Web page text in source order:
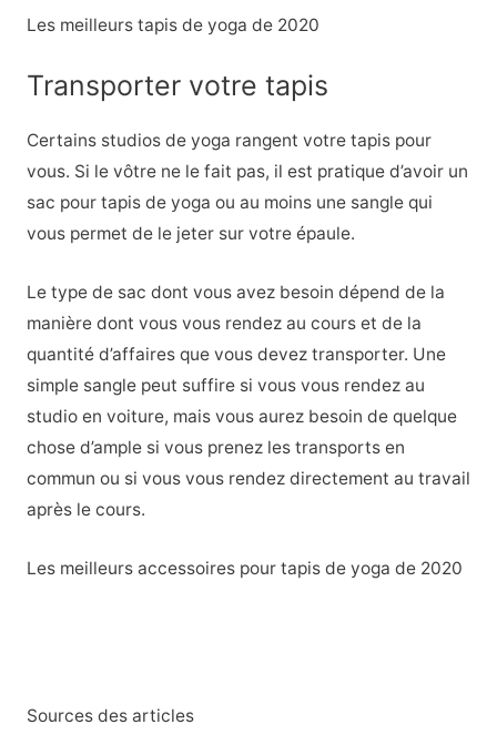
Les meilleurs tapis de yoga de 2020
Transporter votre tapis
Certains studios de yoga rangent votre tapis pour
vous. Si le vôtre ne le fait pas, il est pratique d’avoir un
sac pour tapis de yoga ou au moins une sangle qui
vous permet de le jeter sur votre épaule.
Le type de sac dont vous avez besoin dépend de la
manière dont vous vous rendez au cours et de la
quantité d’affaires que vous devez transporter. Une
simple sangle peut suffire si vous vous rendez au
studio en voiture, mais vous aurez besoin de quelque
chose d’ample si vous prenez les transports en
commun ou si vous vous rendez directement au travail
après le cours.
Les meilleurs accessoires pour tapis de yoga de 2020
Sources des articles